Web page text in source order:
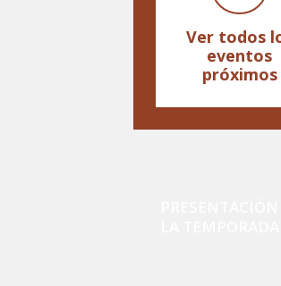
Ver todos
eventos
próximos